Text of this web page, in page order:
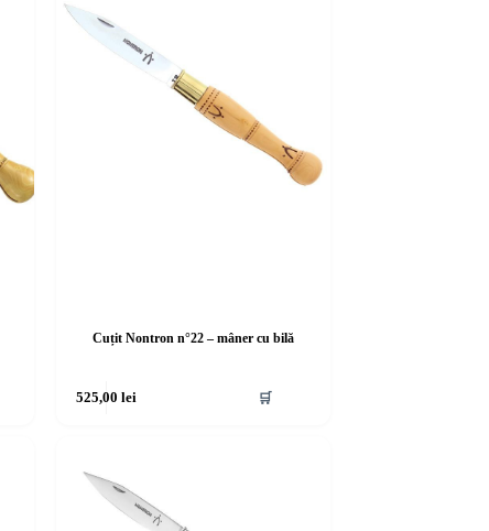
Cuțit Nontron n°22 – mâner cu bilă
525,00 lei 🛒